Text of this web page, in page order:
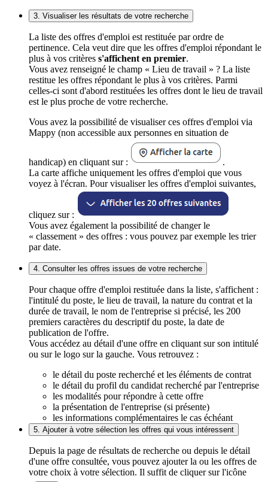
3. Visualiser les résultats de votre recherche
La liste des offres d'emploi est restituée par ordre de
pertinence. Cela veut dire que les offres d'emploi répondant le
plus à vos critères s'affichent en premier.
Vous avez renseigné le champ « Lieu de travail » ? La liste
restitue les offres répondant le plus à vos critères. Parmi
celles-ci sont d'abord restituées les offres dont le lieu de travail
est le plus proche de votre recherche.
Vous avez la possibilité de visualiser ces offres d'emploi via
Mappy (non accessible aux personnes en situation de
handicap) en cliquant sur :
.
La carte affiche uniquement les offres d'emploi que vous
voyez à l'écran. Pour visualiser les offres d'emploi suivantes,
cliquez sur :
Vous avez également la possibilité de changer le
« classement » des offres : vous pouvez par exemple les trier
par date.
4. Consulter les offres issues de votre recherche
Pour chaque offre d'emploi restituée dans la liste, s'affichent :
l'intitulé du poste, le lieu de travail, la nature du contrat et la
durée de travail, le nom de l'entreprise si précisé, les 200
premiers caractères du descriptif du poste, la date de
publication de l'offre.
Vous accédez au détail d'une offre en cliquant sur son intitulé
ou sur le logo sur la gauche. Vous retrouvez :
le détail du poste recherché et les éléments de contrat
le détail du profil du candidat recherché par l'entreprise
les modalités pour répondre à cette offre
la présentation de l'entreprise (si présente)
les informations complémentaires le cas échéant
5. Ajouter à votre sélection les offres qui vous intéressent
Depuis la page de résultats de recherche ou depuis le détail
d'une offre consultée, vous pouvez ajouter la ou les offres de
votre choix à votre sélection. Il suffit de cliquer sur l'icône